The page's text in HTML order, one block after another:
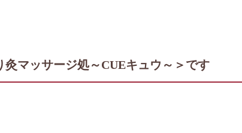
灸マッサージ処～CUEキュウ～＞です